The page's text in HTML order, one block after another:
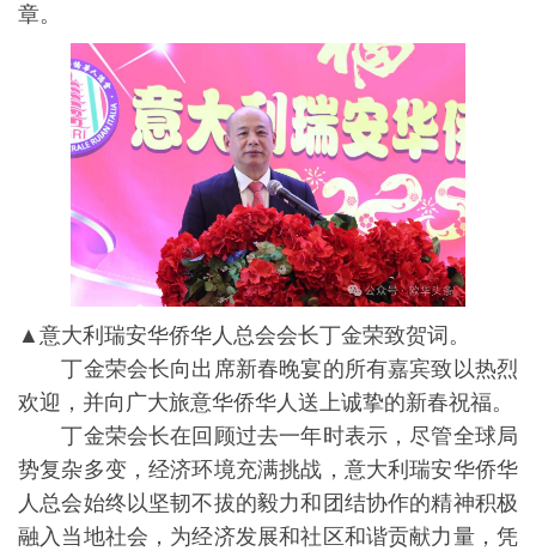
章。
▲意大利瑞安华侨华人总会会长丁金荣致贺词。
丁金荣会长向出席新春晚宴的所有嘉宾致以热烈
欢迎，并向广大旅意华侨华人送上诚挚的新春祝福。
丁金荣会长在回顾过去一年时表示，尽管全球局
势复杂多变，经济环境充满挑战，意大利瑞安华侨华
人总会始终以坚韧不拔的毅力和团结协作的精神积极
融入当地社会，为经济发展和社区和谐贡献力量，凭